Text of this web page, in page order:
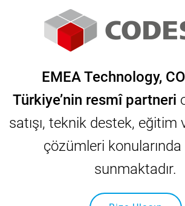
INOVANCE&EMEA
İş Birliği Ürünleri
INOVANCE
EMEA Technology,
Türkiye’nin resmî partneri
satışı, teknik destek, eğitim
çözümleri
sunmaktadır.